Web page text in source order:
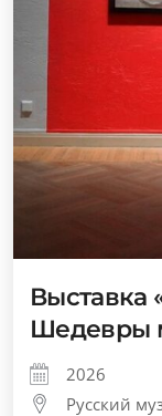
Выставка
Шедевры
2026
Русский